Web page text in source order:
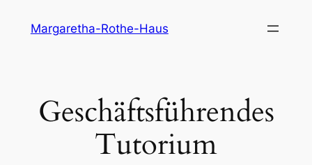
Margaretha-Rothe-Haus
Geschäftsführendes
Tutorium